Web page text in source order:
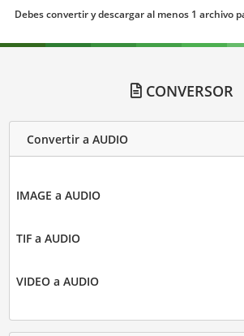
Debes convertir y descargar al menos 1 archivo
CONVERSOR
Convertir a AUDIO
IMAGE a AUDIO
TIF a AUDIO
VIDEO a AUDIO